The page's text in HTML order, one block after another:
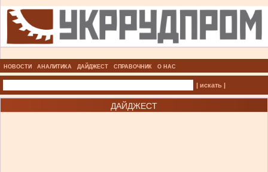
НОВОСТИ АНАЛИТИКА ДАЙДЖЕСТ СПРАВОЧНИК О НАС
| искать |
ДАЙДЖЕСТ